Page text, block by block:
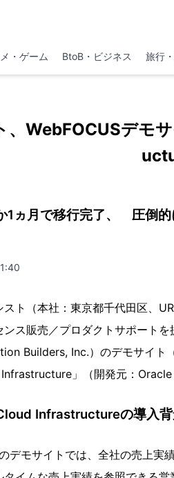
・ゲーム BtoB・ビジネス 旅行
、WebFOCUSデモ
1ヵ月で移行完了、 圧倒的
ト（本社：東京都千代田区、
ンス販売／プロダクトサポート
Builders, Inc.）のデモサイト
」（開発元：
Infrastructureの導入背
デモサイトでは、全社の売上実